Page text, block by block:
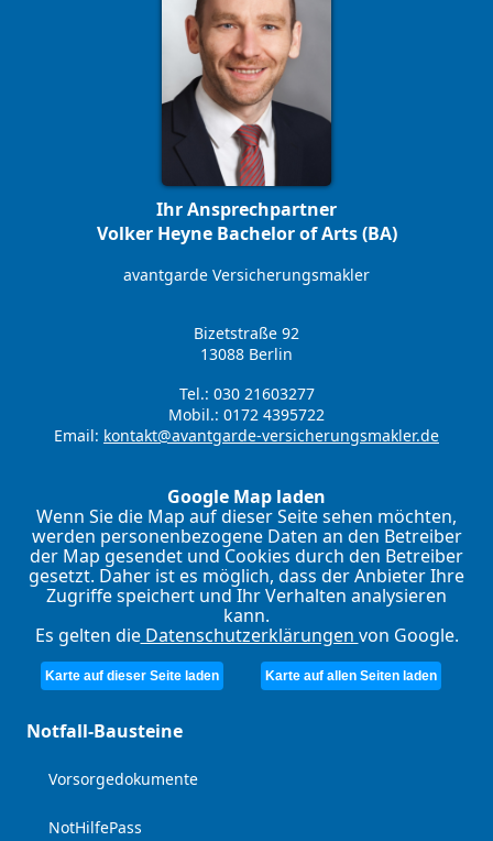
Ihr Ansprechpartner
Volker Heyne Bachelor of Arts (BA)
avantgarde Versicherungsmakler
Bizetstraße 92
13088 Berlin
Tel.: 030 21603277
Mobil.: 0172 4395722
Email: kontakt@avantgarde-versicherungsmakler.de
Google Map laden
Wenn Sie die Map auf dieser Seite sehen möchten,
werden personenbezogene Daten an den Betreiber
der Map gesendet und Cookies durch den Betreiber
gesetzt. Daher ist es möglich, dass der Anbieter Ihre
Zugriffe speichert und Ihr Verhalten analysieren
kann.
Es gelten dieDatenschutzerklärungen von Google.
Karte auf dieser Seite laden Karte auf allen Seiten laden
Notfall-Bausteine
Vorsorgedokumente
NotHilfePass